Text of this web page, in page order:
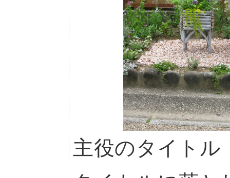
主役のタイトル